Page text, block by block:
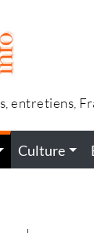
entretiens,
Culture